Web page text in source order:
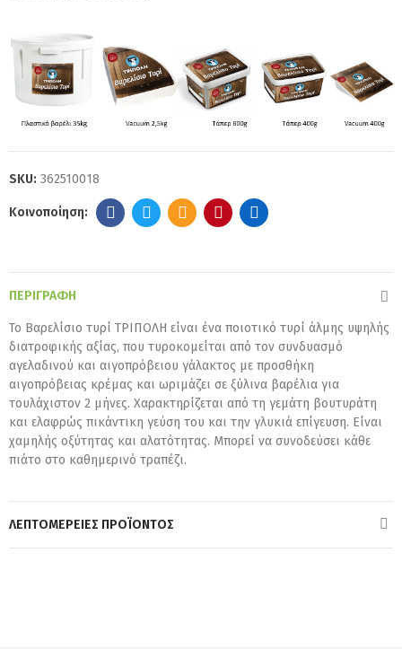
SKU: 362510018
ΠΕΡΙΓΡΑΦΉ
Το Βαρελίσιο τυρί ΤΡΙΠΟΛΗ είναι ένα ποιοτικό τυρί άλμης υψηλής
διατροφικής αξίας, που τυροκομείται από τον συνδυασμό
αγελαδινού και αιγοπρόβειου γάλακτος με προσθήκη
αιγοπρόβειας κρέμας και ωριμάζει σε ξύλινα βαρέλια για
τουλάχιστον 2 μήνες. Χαρακτηρίζεται από τη γεμάτη βουτυράτη
και ελαφρώς πικάντικη γεύση του και την γλυκιά επίγευση. Είναι
χαμηλής οξύτητας και αλατότητας. Μπορεί να συνοδεύσει κάθε
πιάτο στο καθημερινό τραπέζι.
ΛΕΠΤΟΜΈΡΕΙΕΣ ΠΡΟΪΌΝΤΟΣ